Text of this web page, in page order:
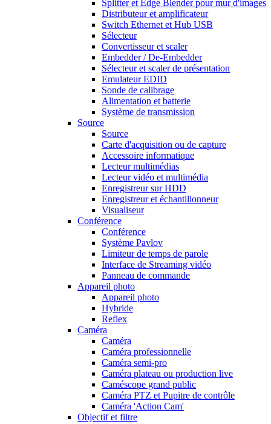
Splitter et Edge Blender pour mur d'images
Distributeur et amplificateur
Switch Ethernet et Hub USB
Sélecteur
Convertisseur et scaler
Embedder / De-Embedder
Sélecteur et scaler de présentation
Emulateur EDID
Sonde de calibrage
Alimentation et batterie
Système de transmission
Source
Source
Carte d'acquisition ou de capture
Accessoire informatique
Lecteur multimédias
Lecteur vidéo et multimédia
Enregistreur sur HDD
Enregistreur et échantillonneur
Visualiseur
Conférence
Conférence
Système Pavlov
Limiteur de temps de parole
Interface de Streaming vidéo
Panneau de commande
Appareil photo
Appareil photo
Hybride
Reflex
Caméra
Caméra
Caméra professionnelle
Caméra semi-pro
Caméra plateau ou production live
Caméscope grand public
Caméra PTZ et Pupitre de contrôle
Caméra 'Action Cam'
Objectif et filtre